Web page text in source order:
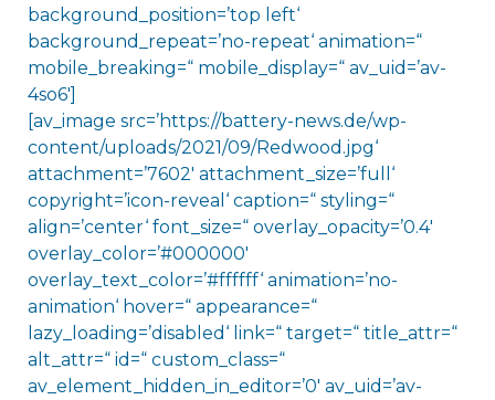
background_position=’top left‘
background_repeat=’no-repeat‘ animation=“
mobile_breaking=“ mobile_display=“ av_uid=’av-
4so6′]
[av_image src=’https://battery-news.de/wp-
content/uploads/2021/09/Redwood.jpg‘
attachment=’7602′ attachment_size=’full‘
copyright=’icon-reveal‘ caption=“ styling=“
align=’center‘ font_size=“ overlay_opacity=’0.4′
overlay_color=’#000000′
overlay_text_color=’#ffffff‘ animation=’no-
animation‘ hover=“ appearance=“
lazy_loading=’disabled‘ link=“ target=“ title_attr=“
alt_attr=“ id=“ custom_class=“
av_element_hidden_in_editor=’0′ av_uid=’av-